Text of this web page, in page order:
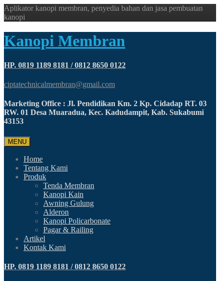
Aplikator kanopi membran, penyedia bahan dan jasa pembuatan
kanopi
Kanopi Membran
HP. 0819 1189 8181 / 0812 8650 0122
ciptatechnicalmembran@gmail.com
Marketing Office : Jl. Pendidikan Km. 2 Kp. Cidadap RT. 03
RW. 01 Desa Muaradua, Kec. Kadudampit, Kab. Sukabumi
43153
MENU
Home
Tentang Kami
Produk
Tenda Membran
Kanopi Kain
Awning Gulung
Alderon
Kanopi Policarbonate
Pagar & Railing
Artikel
Kontak Kami
HP. 0819 1189 8181 / 0812 8650 0122